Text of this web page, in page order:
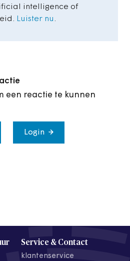
intelligence of
Luister nu.
een reactie te kunnen
Login
Service & Contact
klantenservice